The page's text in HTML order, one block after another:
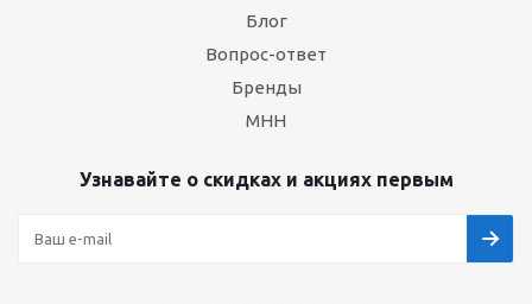
Блог
Вопрос-ответ
Бренды
МНН
Узнавайте о скидках и акциях первым